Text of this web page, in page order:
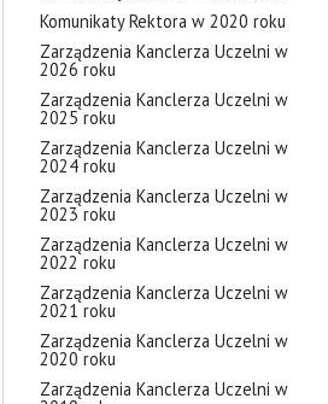
Komunikaty Rektora w 2020 roku
Zarządzenia Kanclerza Uczelni w
2026 roku
Zarządzenia Kanclerza Uczelni w
2025 roku
Zarządzenia Kanclerza Uczelni w
2024 roku
Zarządzenia Kanclerza Uczelni w
2023 roku
Zarządzenia Kanclerza Uczelni w
2022 roku
Zarządzenia Kanclerza Uczelni w
2021 roku
Zarządzenia Kanclerza Uczelni w
2020 roku
Zarządzenia Kanclerza Uczelni w